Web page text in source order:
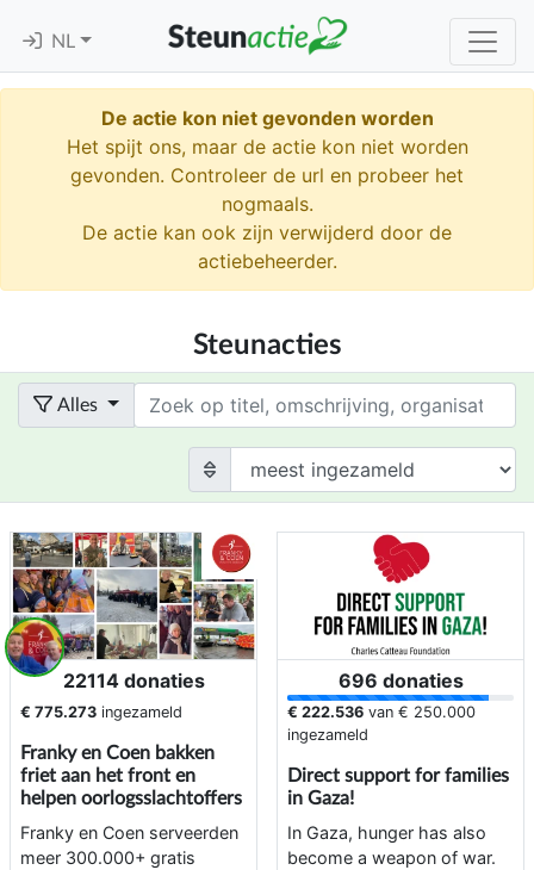
NL
De actie kon niet gevonden worden
Het spijt ons, maar de actie kon niet worden
gevonden. Controleer de url en probeer het
nogmaals.
De actie kan ook zijn verwijderd door de
actiebeheerder.
Steunacties
Alles Term
22114 donaties
€ 775.273 ingezameld
Franky en Coen bakken
friet aan het front en
helpen oorlogsslachtoffers
Franky en Coen serveerden
meer 300.000+ gratis
696 donaties
€ 222.536 van € 250.000
ingezameld
Direct support for families
in Gaza!
In Gaza, hunger has also
become a weapon of war.